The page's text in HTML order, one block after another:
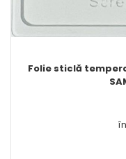
Folie sticlă
în